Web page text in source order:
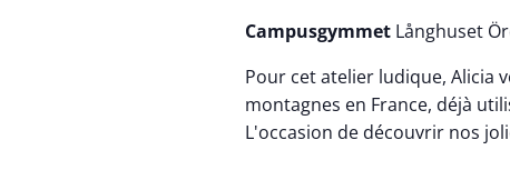
Campusgymmet Långhuset
Pour cet atelier ludique, Alicia
montagnes en France, déjà
L'occasion de découvrir nos